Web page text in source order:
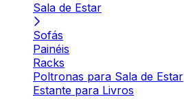
Sala de Estar
Sofás
Painéis
Racks
Poltronas para Sala de Estar
Estante para Livros